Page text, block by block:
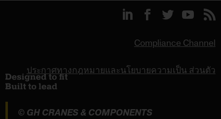
Compliance Channel
ประกาศทางกฎหมายและนโยบายความเป็น ส่วนตัว
© GH CRANES & COMPONENTS